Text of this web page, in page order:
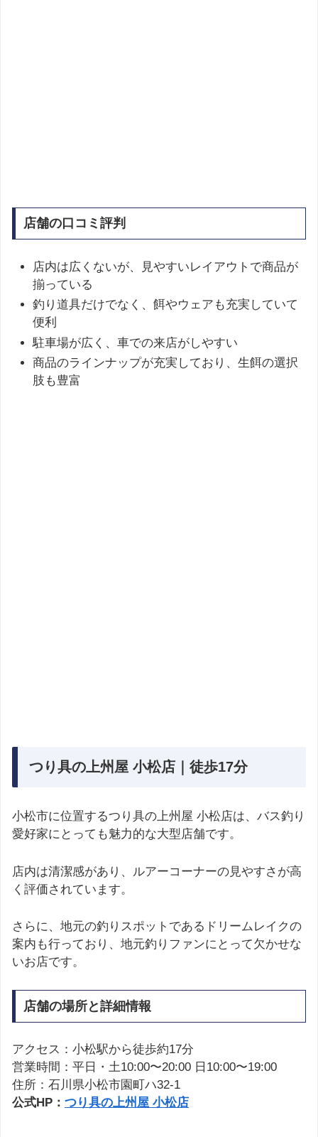
店舗の口コミ評判
店内は広くないが、見やすいレイアウトで商品が
揃っている
釣り道具だけでなく、餌やウェアも充実していて
便利
駐車場が広く、車での来店がしやすい
商品のラインナップが充実しており、生餌の選択
肢も豊富
つり具の上州屋 小松店｜徒歩17分
小松市に位置するつり具の上州屋 小松店は、バス釣り
愛好家にとっても魅力的な大型店舗です。
店内は清潔感があり、ルアーコーナーの見やすさが高
く評価されています。
さらに、地元の釣りスポットであるドリームレイクの
案内も行っており、地元釣りファンにとって欠かせな
いお店です。
店舗の場所と詳細情報
アクセス：小松駅から徒歩約17分
営業時間：平日・土10:00〜20:00 日10:00〜19:00
住所：石川県小松市園町ハ32-1
公式HP： つり具の上州屋 小松店